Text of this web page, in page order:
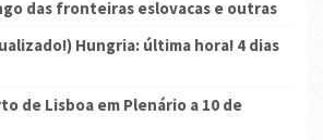
das fronteiras eslovacas e outras
Hungria: última hora! 4 dias
de Lisboa em Plenário a 10 de